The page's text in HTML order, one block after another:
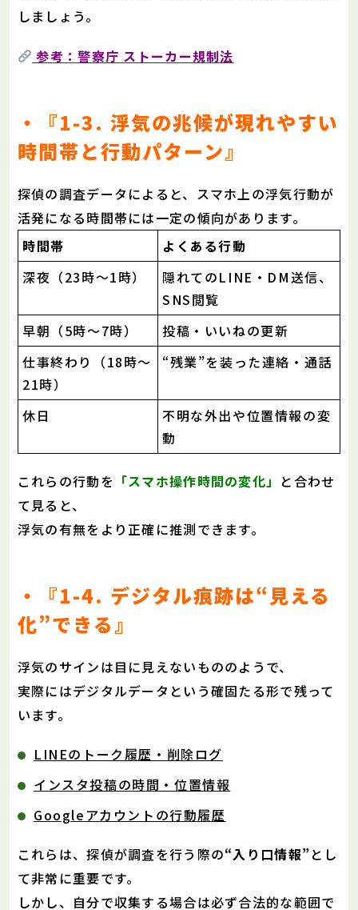
しましょう。
参考：警察庁 ストーカー規制法
・『1-3. 浮気の兆候が現れやすい
時間帯と行動パターン』
探偵の調査データによると、スマホ上の浮気行動が
活発になる時間帯には一定の傾向があります。
時間帯
よくある行動
深夜（23時〜1時）
隠れてのLINE・DM送信、
SNS閲覧
早朝（5時〜7時）
投稿・いいねの更新
仕事終わり（18時〜
21時）
“残業”を装った連絡・通話
休日
不明な外出や位置情報の変
動
これらの行動を 「スマホ操作時間の変化」 と合わせ
て見ると、
浮気の有無をより正確に推測できます。
・『1-4. デジタル痕跡は“見える
化”できる』
浮気のサインは目に見えないもののようで、
実際にはデジタルデータという確固たる形で残って
います。
LINEのトーク履歴・削除ログ
インスタ投稿の時間・位置情報
Googleアカウントの行動履歴
これらは、探偵が調査を行う際の“入り口情報”とし
て非常に重要です。
しかし、自分で収集する場合は必ず合法的な範囲で